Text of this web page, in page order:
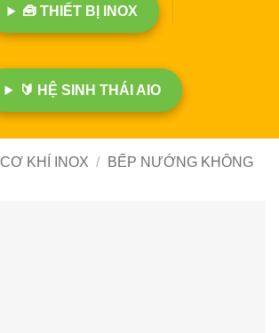
🧰 THIẾT BỊ INOX
🔰 HỆ SINH THÁI AIO
CƠ KHÍ INOX /
BẾP NƯỚNG KHÔNG